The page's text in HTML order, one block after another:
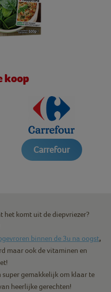
koop
Carrefour
het komt uit de diepvriezer?
binnen de 3u na oogst,
maar ook de vitaminen en
gemakkelijk om klaar te
heerlijke gerechten!